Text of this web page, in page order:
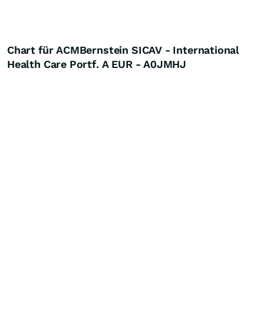
Chart für ACMBernstein SICAV - International
Health Care Portf. A EUR - A0JMHJ